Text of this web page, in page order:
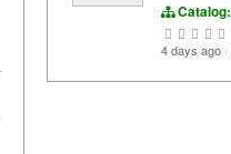
Catalog:
4 days ago ·